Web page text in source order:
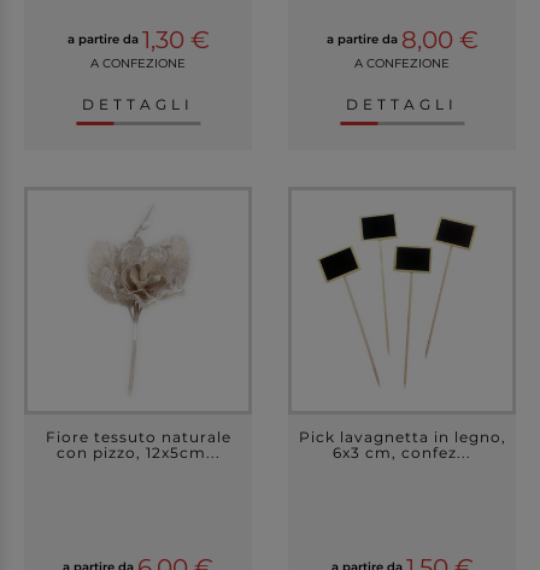
a partire da 1,30 €
A CONFEZIONE
DETTAGLI
a partire da 8,00 €
A CONFEZIONE
DETTAGLI
Fiore tessuto naturale
con pizzo, 12x5cm...
Pick lavagnetta in legno,
6x3 cm, confez...